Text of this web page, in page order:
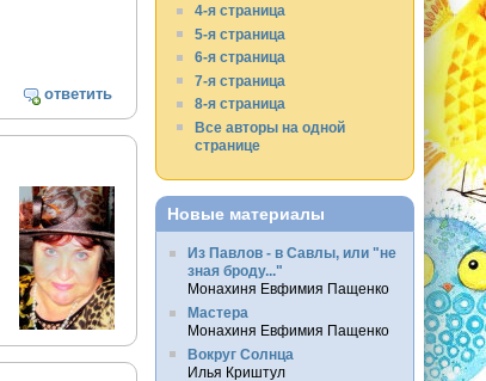
ответить
4-я страница
5-я страница
6-я страница
7-я страница
8-я страница
Все авторы на одной
странице
Новые материалы
Из Павлов - в Савлы, или "не
зная броду..."
Монахиня Евфимия Пащенко
Мастера
Монахиня Евфимия Пащенко
Вокруг Солнца
Илья Криштул